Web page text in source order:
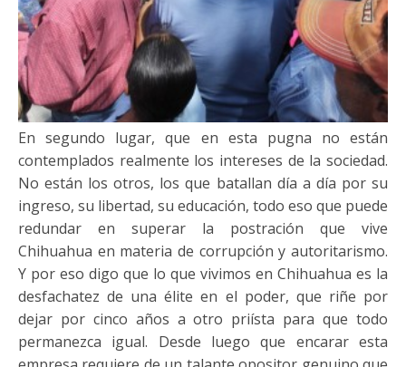
En segundo lugar, que en esta pugna no están
contemplados realmente los intereses de la sociedad.
No están los otros, los que batallan día a día por su
ingreso, su libertad, su educación, todo eso que puede
redundar en superar la postración que vive
Chihuahua en materia de corrupción y autoritarismo.
Y por eso digo que lo que vivimos en Chihuahua es la
desfachatez de una élite en el poder, que riñe por
dejar por cinco años a otro priísta para que todo
permanezca igual. Desde luego que encarar esta